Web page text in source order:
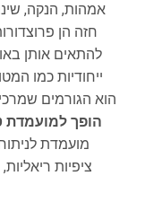
אמהות, הנקה,
חזה הן
להתאים אותן
ייחודיות כמו
הוא הגורמים
הופך למועמדת
מועמדת
ציפיות